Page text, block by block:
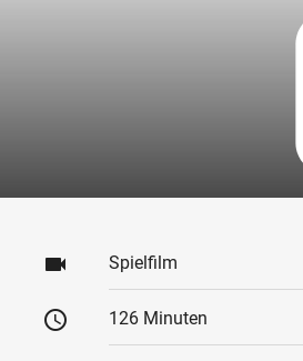
videocam Spielfilm
schedule 126 Minuten